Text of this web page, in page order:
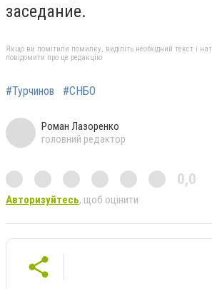
заседание.
Якщо ви помітили помилку, виділіть необхідний текст і
повідомити про це редакцію
#Турчинов #СНБО
Роман Лазоренко
головний редактор
0,0
Авторизуйтесь, щоб оцінити